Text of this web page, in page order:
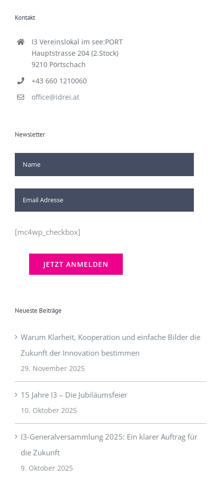
Kontakt
I3 Vereinslokal im see:PORT
Hauptstrasse 204 (2.Stock)
9210 Pörtschach
+43 660 1210060
office@idrei.at
Newsletter
[mc4wp_checkbox]
Neueste Beiträge
Warum Klarheit, Kooperation und einfache Bilder die
Zukunft der Innovation bestimmen
29. November 2025
15 Jahre I3 – Die Jubiläumsfeier
10. Oktober 2025
I3-Generalversammlung 2025: Ein klarer Auftrag für
die Zukunft
9. Oktober 2025